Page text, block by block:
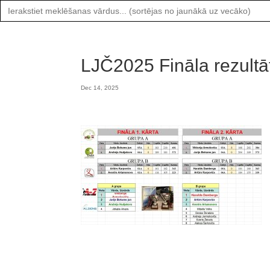
Search
for:
LJČ2025 Fināla
Dec 14, 2025